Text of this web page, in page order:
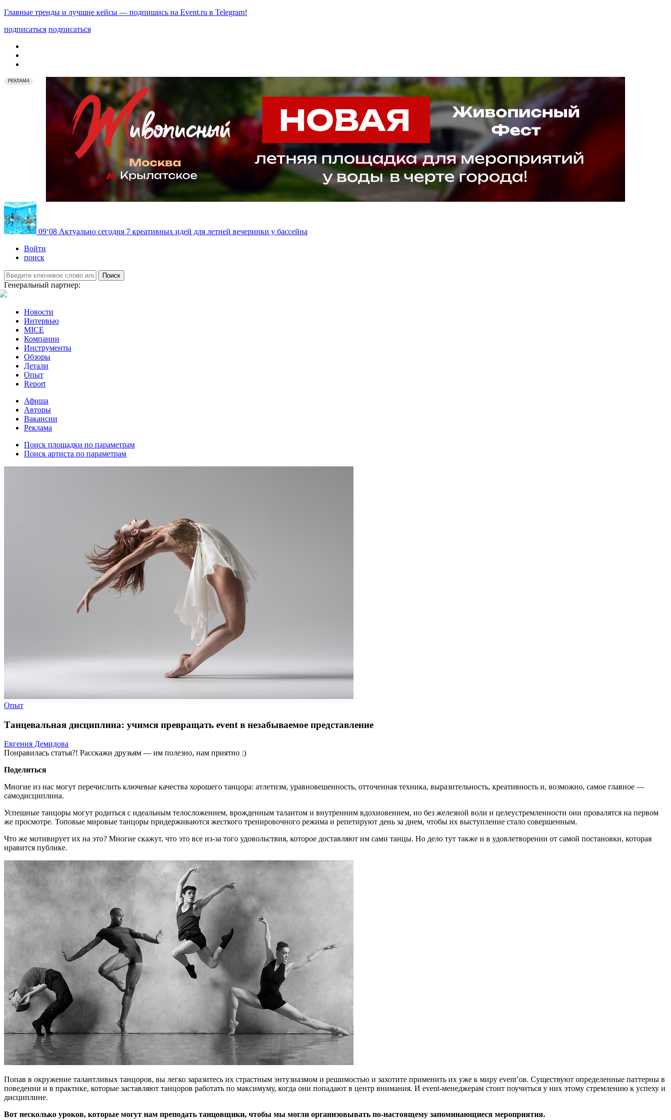
Главные тренды и лучшие кейсы — подпишись на Event.ru в Telegram!
подписаться подписаться
РЕКЛАМА
09‘08 Актуально сегодня 7 креативных идей для летней вечеринки у бассейна
Войти
поиск
Поиск
Генеральный партнер:
Новости
Интервью
MICE
Компании
Инструменты
Обзоры
Детали
Опыт
Report
Афиша
Авторы
Вакансии
Реклама
Поиск площадки по параметрам
Поиск артиста по параметрам
Опыт
Танцевальная дисциплина: учимся превращать event в незабываемое представление
Евгения Демидова
Понравилась статья?! Расскажи друзьям — им полезно, нам приятно :)
Поделиться
Многие из нас могут перечислить ключевые качества хорошего танцора: атлетизм, уравновешенность, отточенная техника, выразительность, креативность и, возможно, самое главное —
самодисциплина.
Успешные танцоры могут родиться с идеальным телосложением, врожденным талантом и внутренним вдохновением, но без железной воли и целеустремленности они провалятся на первом
же просмотре. Топовые мировые танцоры придерживаются жесткого тренировочного режима и репетируют день за днем, чтобы их выступление стало совершенным.
Что же мотивирует их на это? Многие скажут, что это все из-за того удовольствия, которое доставляют им сами танцы. Но дело тут также и в удовлетворении от самой постановки, которая
нравится публике.
Попав в окружение талантливых танцоров, вы легко заразитесь их страстным энтузиазмом и решимостью и захотите применить их уже к миру event’ов. Существуют определенные паттерны в
поведении и в практике, которые заставляют танцоров работать по максимуму, когда они попадают в центр внимания. И event-менеджерам стоит поучиться у них этому стремлению к успеху и
дисциплине.
Вот несколько уроков, которые могут нам преподать танцовщики, чтобы мы могли организовывать по-настоящему запоминающиеся мероприятия.